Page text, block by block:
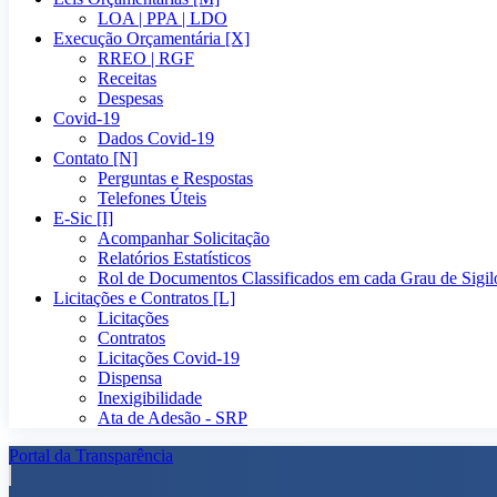
LOA | PPA | LDO
Execução Orçamentária [X]
RREO | RGF
Receitas
Despesas
Covid-19
Dados Covid-19
Contato [N]
Perguntas e Respostas
Telefones Úteis
E-Sic [I]
Acompanhar Solicitação
Relatórios Estatísticos
Rol de Documentos Classificados em cada Grau de
Licitações e Contratos [L]
Licitações
Contratos
Licitações Covid-19
Dispensa
Inexigibilidade
Ata de Adesão - SRP
Portal da Transparência